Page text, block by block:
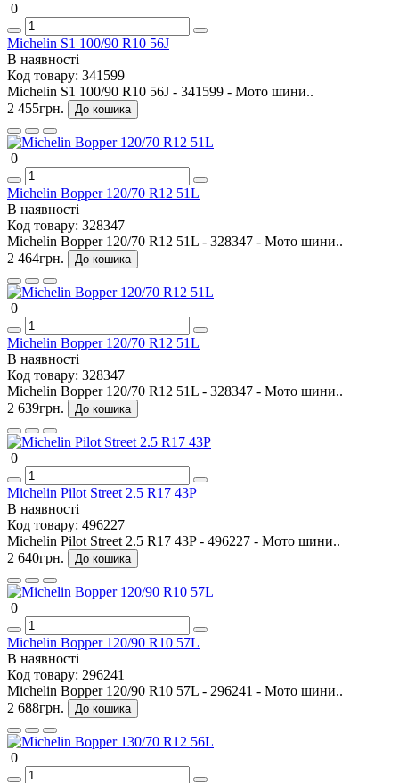
0
Michelin S1 100/90 R10 56J
В наявності
Код товару: 341599
Michelin S1 100/90 R10 56J - 341599 - Мото шини..
2 455грн.
До кошика
0
Michelin Bopper 120/70 R12 51L
В наявності
Код товару: 328347
Michelin Bopper 120/70 R12 51L - 328347 - Мото шини..
2 464грн.
До кошика
0
Michelin Bopper 120/70 R12 51L
В наявності
Код товару: 328347
Michelin Bopper 120/70 R12 51L - 328347 - Мото шини..
2 639грн.
До кошика
0
Michelin Pilot Street 2.5 R17 43P
В наявності
Код товару: 496227
Michelin Pilot Street 2.5 R17 43P - 496227 - Мото шини..
2 640грн.
До кошика
0
Michelin Bopper 120/90 R10 57L
В наявності
Код товару: 296241
Michelin Bopper 120/90 R10 57L - 296241 - Мото шини..
2 688грн.
До кошика
0